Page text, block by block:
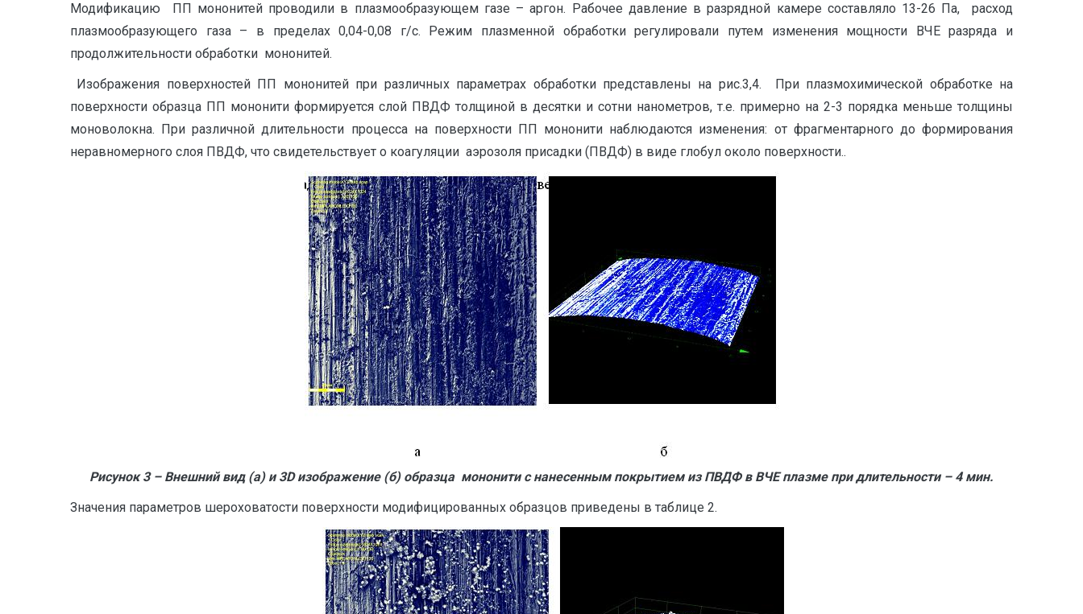
Модификацию ПП мононитей проводили в плазмообразующем газе – аргон. Рабочее давление в разрядной камере составляло 13-26 Па, расход
плазмообразующего газа – в пределах 0,04-0,08 г/с. Режим плазменной обработки регулировали путем изменения мощности ВЧЕ разряда и
продолжительности обработки мононитей.
Изображения поверхностей ПП мононитей при различных параметрах обработки представлены на рис.3,4. При плазмохимической обработке на
поверхности образца ПП мононити формируется слой ПВДФ толщиной в десятки и сотни нанометров, т.е. примерно на 2-3 порядка меньше толщины
моноволокна. При различной длительности процесса на поверхности ПП мононити наблюдаются изменения: от фрагментарного до формирования
неравномерного слоя ПВДФ, что свидетельствует о коагуляции аэрозоля присадки (ПВДФ) в виде глобул около поверхности..
Рисунок 3 – Внешний вид (а) и 3Dизображение (б) образца мононити с нанесенным покрытием из ПВДФ в ВЧЕ плазме при длительности – 4 мин.
Значения параметров шероховатости поверхности модифицированных образцов приведены в таблице 2.